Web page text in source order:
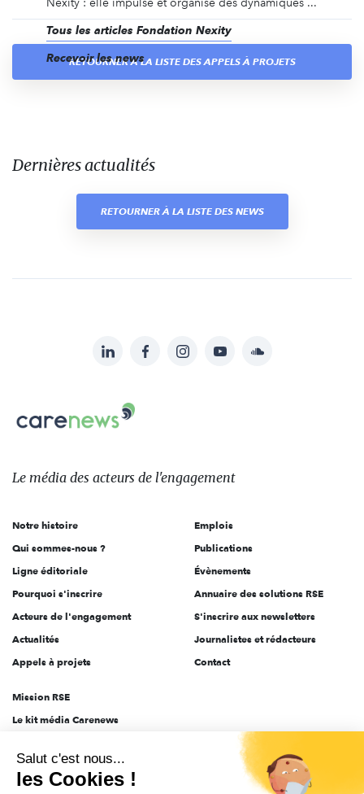
Tous les articles Fondation Nexity
Recevoir les news
RETOURNER À LA LISTE DES APPELS À PROJETS
Dernières actualités
RETOURNER À LA LISTE DES NEWS
sur:
LinkedInFacebookInstagramYouTubeSoundcloud
Carenews,
Le
des
l'engagement
Le média des acteurs de l'engagement
Notre histoire
Qui sommes-nous ?
Ligne éditoriale
Pourquoi s'inscrire
Acteurs de l'engagement
Actualités
Appels à projets
Emplois
Publications
Évènements
Annuaire des solutions RSE
S'inscrire aux newsletters
Journalistes et rédacteurs
Contact
Mission RSE
Le kit média Carenews
AEF info
Novethic
Salut c'est nous...
les Cookies !